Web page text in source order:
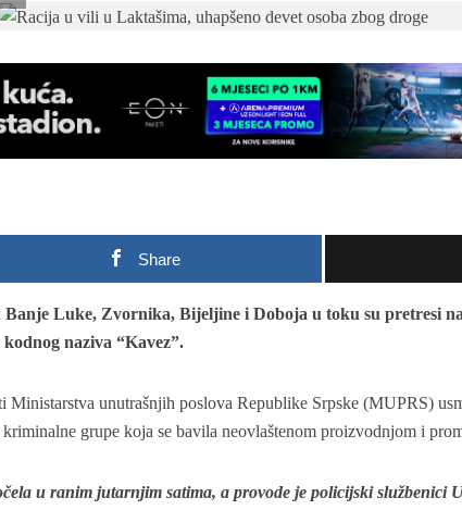
Share
Luke, Zvornika, Bijeljine i Doboja u toku su pretresi
naziva “Kavez”.
Ministarstva unutrašnjih poslova Republike Srpske (MUPRS)
grupe koja se bavila neovlaštenom proizvodnjom i
u ranim jutarnjim satima, a provode je policijski službenici